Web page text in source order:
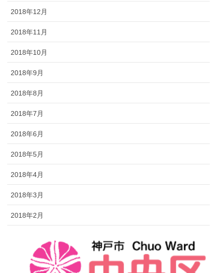
2018年12月
2018年11月
2018年10月
2018年9月
2018年8月
2018年7月
2018年6月
2018年5月
2018年4月
2018年3月
2018年2月